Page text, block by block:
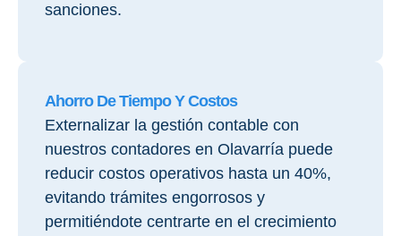
sanciones.
Ahorro De Tiempo Y Costos
Externalizar la gestión contable con
nuestros contadores en Olavarría puede
reducir costos operativos hasta un 40%,
evitando trámites engorrosos y
permitiéndote centrarte en el crecimiento